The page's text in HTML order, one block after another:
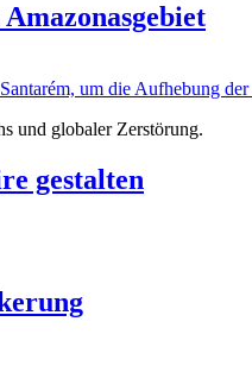
und globaler Zerstörung.
gestalten